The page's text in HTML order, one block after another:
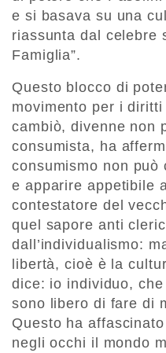
e si basava su una
riassunta dal celebre
Famiglia”.
Questo blocco di
movimento per i
cambiò, divenne non
consumista, ha
consumismo non
e apparire appetibile
contestatore del
quel sapore anti
dall’individualismo:
libertà, cioè è la
dice: io individuo,
sono libero di fare di
Questo ha
negli occhi il mondo